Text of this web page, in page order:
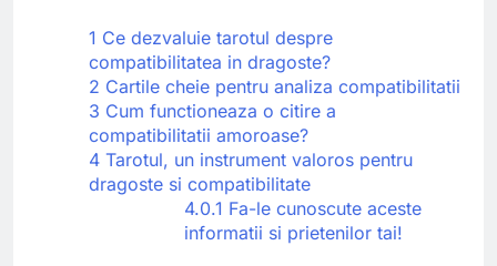
1 Ce dezvaluie tarotul despre
compatibilitatea in dragoste?
2 Cartile cheie pentru analiza compatibilitatii
3 Cum functioneaza o citire a
compatibilitatii amoroase?
4 Tarotul, un instrument valoros pentru
dragoste si compatibilitate
4.0.1 Fa-le cunoscute aceste
informatii si prietenilor tai!